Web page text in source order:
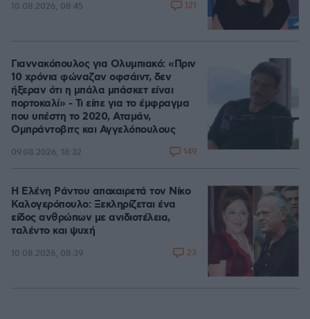
10.08.2026, 08:45 121
Γιαννακόπουλος για Ολυμπιακό: «Πριν
10 χρόνια φώναζαν οφσάιντ, δεν
ήξεραν ότι η μπάλα μπάσκετ είναι
πορτοκαλί» - Τι είπε για το έμφραγμα
που υπέστη το 2020, Αταμάν,
Ομπράντοβιτς και Αγγελόπουλους
09.08.2026, 18:32 149
Η Ελένη Ράντου αποχαιρετά τον Νίκο
Καλογερόπουλο: Ξεκληρίζεται ένα
είδος ανθρώπων με ανιδιοτέλεια,
ταλέντο και ψυχή
10.08.2026, 08:39 23